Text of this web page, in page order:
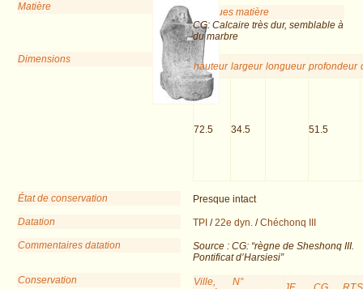
Matière
Remarques matière
CG: Calcaire très dur, semblable à
du marbre
Dimensions
hauteur largeur longueur profondeur
72.5 34.5 51.5
État de conservation
Presque intact
Datation
TPI /22e dyn. /Chéchonq III
Commentaires datation
Source : CG: “règne de Sheshonq III.
Pontificat d’Harsiesi”
Conservation
Ville,
N°